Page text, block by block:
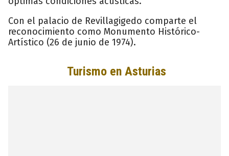
Con el palacio de Revillagigedo comparte el
reconocimiento como Monumento Histórico-
Artístico (26 de junio de 1974).